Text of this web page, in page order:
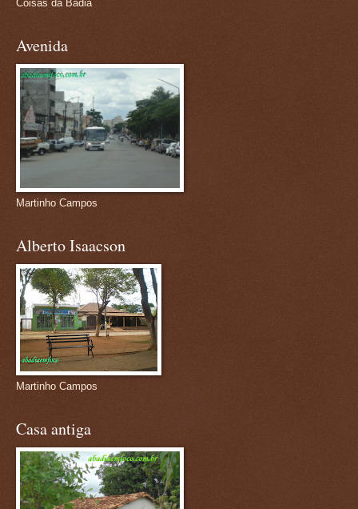
Coisas da Badia
Avenida
Martinho Campos
Alberto Isaacson
Martinho Campos
Casa antiga